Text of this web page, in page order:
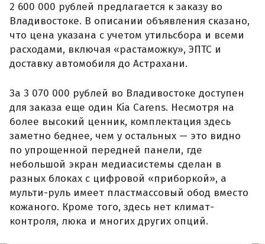
2 600 000 рублей предлагается к заказу во
Владивостоке. В описании объявления сказано,
что цена указана с учетом утильсбора и всеми
расходами, включая «растаможку», ЭПТС и
доставку автомобиля до Астрахани.
За 3 070 000 рублей во Владивостоке доступен
для заказа еще один Kia Carens. Несмотря на
более высокий ценник, комплектация здесь
заметно беднее, чем у остальных — это видно
по упрощенной передней панели, где
небольшой экран медиасистемы сделан в
разных блоках с цифровой «приборкой», а
мульти-руль имеет пластмассовый обод вместо
кожаного. Кроме того, здесь нет климат-
контроля, люка и многих других опций.